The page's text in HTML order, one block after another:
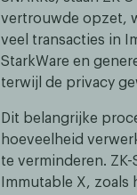
vertrouwde opzet,
veel transacties in
StarkWare en
terwijl de privacy
Dit belangrijke
hoeveelheid
te verminderen.
Immutable X, zoals